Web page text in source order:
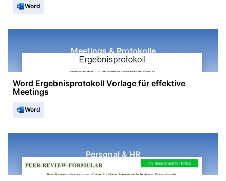
Word
Meetings & Protokolle
Word Ergebnisprotokoll Vorlage für effektive
Meetings
Word
Personal & HR